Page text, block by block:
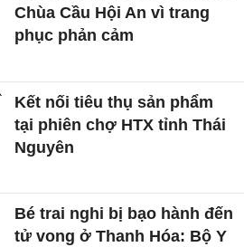
Chùa Cầu Hội An vì trang
phục phản cảm
Kết nối tiêu thụ sản phẩm
tại phiên chợ HTX tỉnh Thái
Nguyên
Bé trai nghi bị bạo hành đến
tử vong ở Thanh Hóa: Bộ Y